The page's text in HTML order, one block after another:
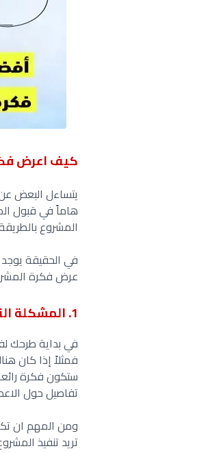
كيف اعرض
يتساءل البعض
هاماً في قبول
المشروع
في الحقيقة
عرض فكرة
1. المشكلة التي يعالجها المشروع
في بداية طرحك
فمثلاً إذا كان
ستكون فكرة
تفاصيل حول
ومن المهم ان
تريد تنفيذ